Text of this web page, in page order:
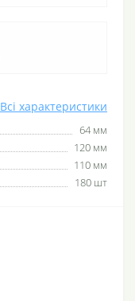
Всі характеристики
64 мм
120 мм
110 мм
180 шт